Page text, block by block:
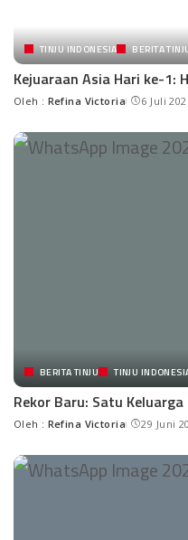
TINJU INDONESIA BERITA
Kejuaraan Asia Hari ke-1:
Oleh : Refina Victoria 6 Juli
BERITA TINJU TINJU
Rekor Baru: Satu
Oleh : Refina Victoria 29 Juni